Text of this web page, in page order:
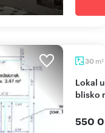
30 m2
Lokal usługowo-handlowy 30m² z witrynami,
blisko
550